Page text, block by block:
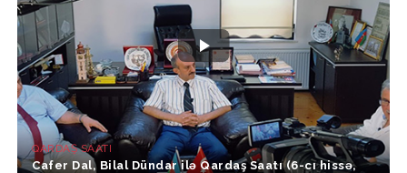
QARDAŞ SAATI
Cafer Dal, Bilal Dündar ilə Qardaş Saatı (6-cı hissə,